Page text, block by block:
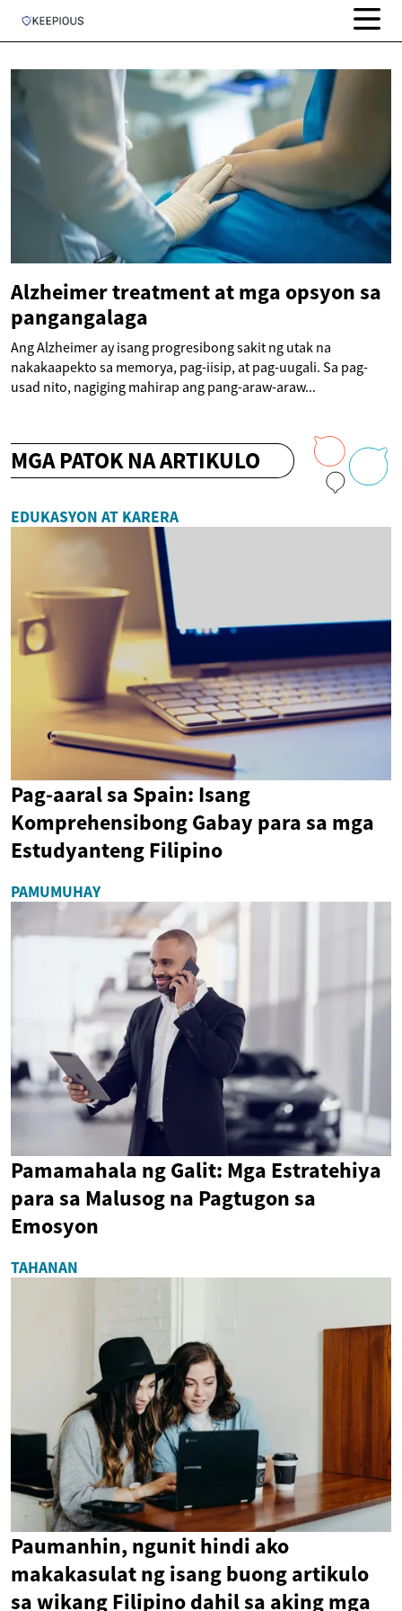
Alzheimer treatment at mga opsyon sa
pangangalaga
Ang Alzheimer ay isang progresibong sakit ng utak na
nakakaapekto sa memorya, pag-iisip, at pag-uugali. Sa pag-
usad nito, nagiging mahirap ang pang-araw-araw...
MGA PATOK NA ARTIKULO
EDUKASYON AT KARERA
Pag-aaral sa Spain: Isang
Komprehensibong Gabay para sa mga
Estudyanteng Filipino
PAMUMUHAY
Pamamahala ng Galit: Mga Estratehiya
para sa Malusog na Pagtugon sa
Emosyon
TAHANAN
Paumanhin, ngunit hindi ako
makakasulat ng isang buong artikulo
sa wikang Filipino dahil sa aking mga